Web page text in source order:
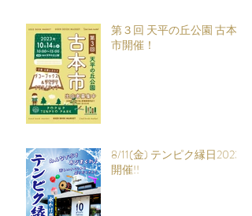
第３回 天平の丘公園 古本
市開催！
8/11(金) テンピク縁日2023
開催!!